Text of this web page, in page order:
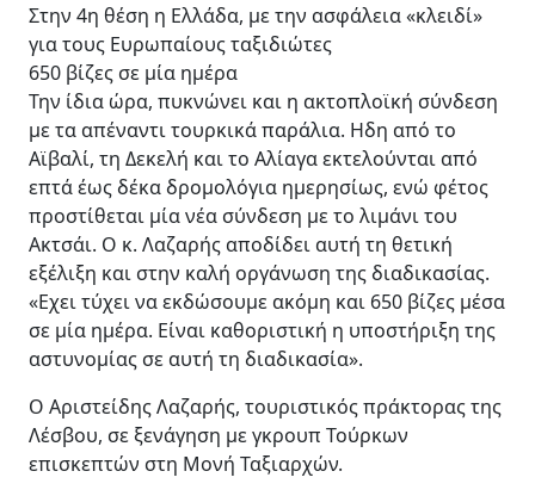
Στην 4η θέση η Ελλάδα, με την ασφάλεια «κλειδί»
για τους Ευρωπαίους ταξιδιώτες
650 βίζες σε μία ημέρα
Την ίδια ώρα, πυκνώνει και η ακτοπλοϊκή σύνδεση
με τα απέναντι τουρκικά παράλια. Ηδη από το
Αϊβαλί, τη Δεκελή και το Αλίαγα εκτελούνται από
επτά έως δέκα δρομολόγια ημερησίως, ενώ φέτος
προστίθεται μία νέα σύνδεση με το λιμάνι του
Ακτσάι. Ο κ. Λαζαρής αποδίδει αυτή τη θετική
εξέλιξη και στην καλή οργάνωση της διαδικασίας.
«Εχει τύχει να εκδώσουμε ακόμη και 650 βίζες μέσα
σε μία ημέρα. Είναι καθοριστική η υποστήριξη της
αστυνομίας σε αυτή τη διαδικασία».
Ο Αριστείδης Λαζαρής, τουριστικός πράκτορας της
Λέσβου, σε ξενάγηση με γκρουπ Τούρκων
επισκεπτών στη Μονή Ταξιαρχών.